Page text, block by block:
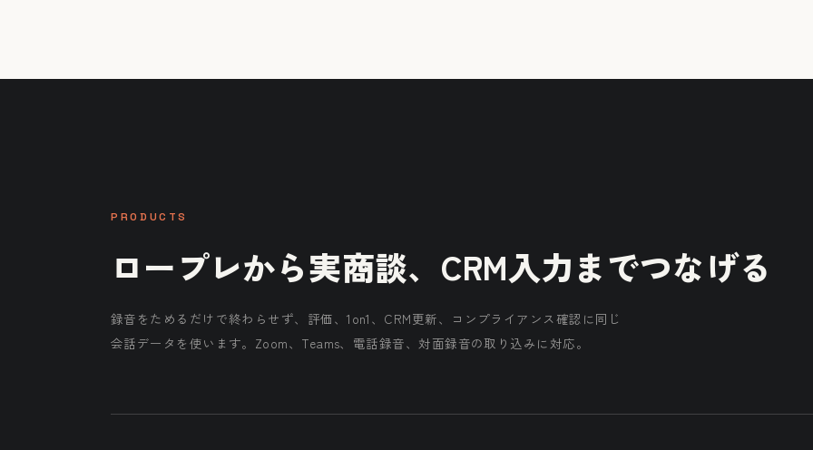
PRODUCTS
ロープレから実商談、CRM入力までつなげる
録音をためるだけで終わらせず、評価、1on1、CRM更新、コンプライアンス確認に同じ
会話データを使います。Zoom、Teams、電話録音、対面録音の取り込みに対応。